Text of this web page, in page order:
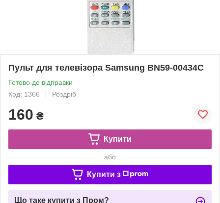
Пульт для телевізора Samsung BN59-00434C
Готово до відправки
Код: 1366
Роздріб
160 ₴
Купити
або
Купити з
Що таке купити з Пром?